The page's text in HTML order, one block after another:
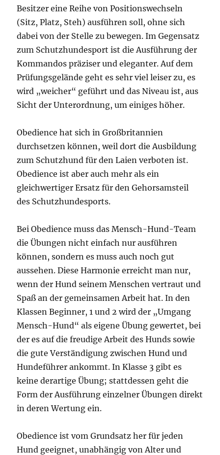
Besitzer eine Reihe von Positionswechseln
(Sitz, Platz, Steh) ausführen soll, ohne sich
dabei von der Stelle zu bewegen. Im Gegensatz
zum Schutzhundesport ist die Ausführung der
Kommandos präziser und eleganter. Auf dem
Prüfungsgelände geht es sehr viel leiser zu, es
wird „weicher“ geführt und das Niveau ist, aus
Sicht der Unterordnung, um einiges höher.
Obedience hat sich in Großbritannien
durchsetzen können, weil dort die Ausbildung
zum Schutzhund für den Laien verboten ist.
Obedience ist aber auch mehr als ein
gleichwertiger Ersatz für den Gehorsamsteil
des Schutzhundesports.
Bei Obedience muss das Mensch-Hund-Team
die Übungen nicht einfach nur ausführen
können, sondern es muss auch noch gut
aussehen. Diese Harmonie erreicht man nur,
wenn der Hund seinem Menschen vertraut und
Spaß an der gemeinsamen Arbeit hat. In den
Klassen Beginner, 1 und 2 wird der „Umgang
Mensch-Hund“ als eigene Übung gewertet, bei
der es auf die freudige Arbeit des Hunds sowie
die gute Verständigung zwischen Hund und
Hundeführer ankommt. In Klasse 3 gibt es
keine derartige Übung; stattdessen geht die
Form der Ausführung einzelner Übungen direkt
in deren Wertung ein.
Obedience ist vom Grundsatz her für jeden
Hund geeignet, unabhängig von Alter und